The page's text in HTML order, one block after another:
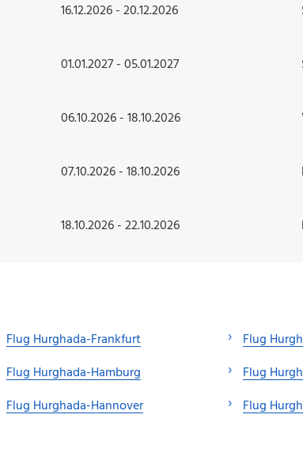
16.12.2026 - 20.12.2026
01.01.2027 - 05.01.2027
06.10.2026 - 18.10.2026
07.10.2026 - 18.10.2026
18.10.2026 - 22.10.2026
Flug Hurghada-Frankfurt
Flug Hurghada-Hamburg
Flug Hurghada-Hannover
Flug
Flug
Flug